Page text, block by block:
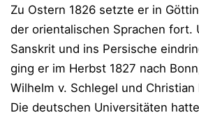
Zu Ostern 1826 setzte er in
der orientalischen Sprachen fort.
Sanskrit und ins Persische
ging er im Herbst 1827 nach
Wilhelm v. Schlegel und
Die deutschen Universitäten